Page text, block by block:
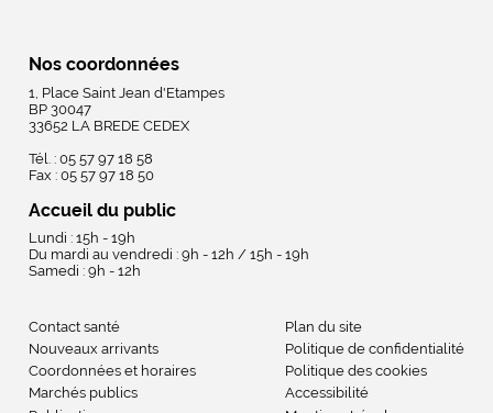
Nos coordonnées
1, Place Saint Jean d'Etampes
BP 30047
33652 LA BREDE CEDEX
Tél. : 05 57 97 18 58
Fax : 05 57 97 18 50
Accueil du public
Lundi : 15h - 19h
Du mardi au vendredi : 9h - 12h / 15h - 19h
Samedi : 9h - 12h
Contact santé
Nouveaux arrivants
Coordonnées et horaires
Marchés publics
Plan du site
Politique de confidentialité
Politique des cookies
Accessibilité